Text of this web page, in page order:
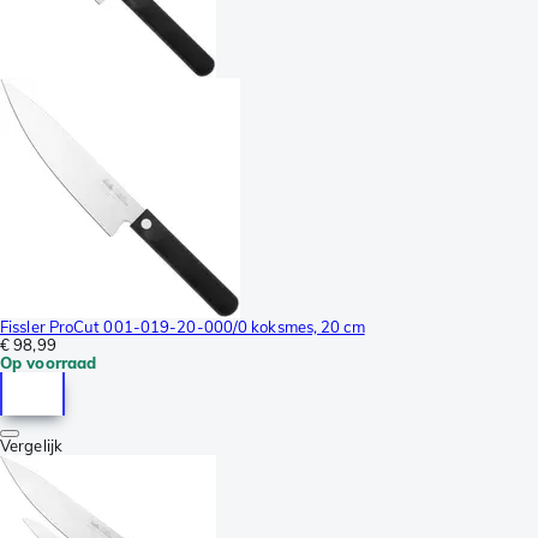
Fissler ProCut 001-019-20-000/0 koksmes, 20 cm
€ 98,99
Op voorraad
Vergelijk